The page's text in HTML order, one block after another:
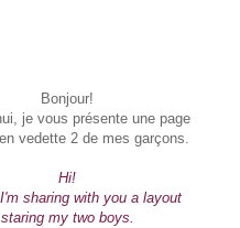
Bonjour!
je vous présente une page
vedette 2 de mes garçons.
Hi!
sharing with you a layout
staring my two boys.